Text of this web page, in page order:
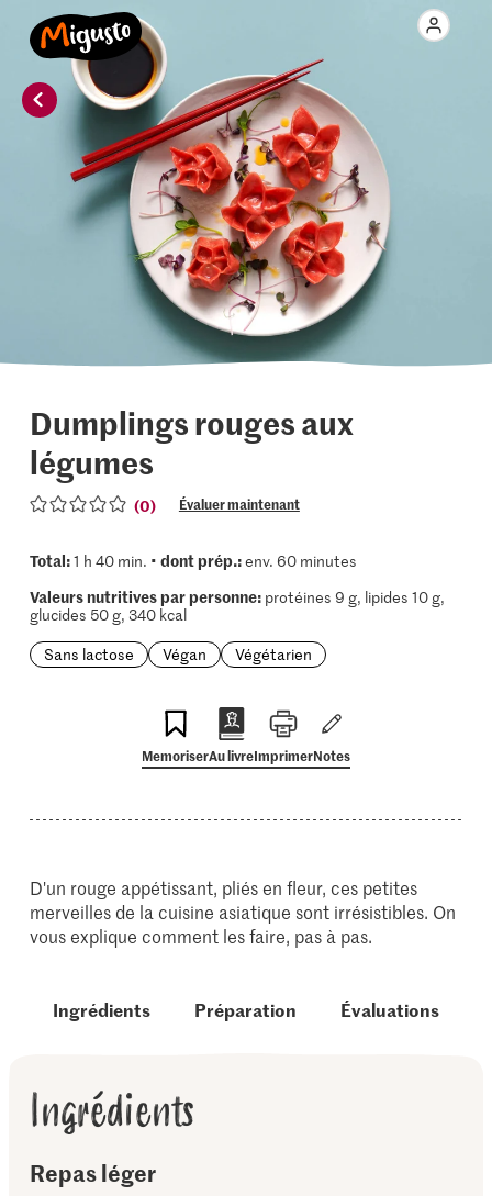
Dumplings rouges aux
légumes
(0) Évaluer maintenant
Total:1 h 40 min. • dont prép.:env. 60 minutes
Valeurs nutritives par personne:protéines 9 g, lipides 10 g,
glucides 50 g, 340 kcal
Sans lactose
Végan Végétarien
MemoriserAu livreImprimerNotes
D'un rouge appétissant, pliés en fleur, ces petites
merveilles de la cuisine asiatique sont irrésistibles. On
vous explique comment les faire, pas à pas.
Ingrédients Préparation Évaluations
Ingrédients
Repas léger